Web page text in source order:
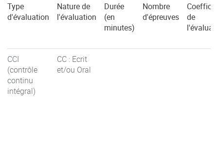
Type
d'évaluation
Nature de
l'évaluation
Durée
(en
minutes)
Nombre
d'épreuves
de
CCI
(contrôle
continu
intégral)
CC : Ecrit
et/ou Oral